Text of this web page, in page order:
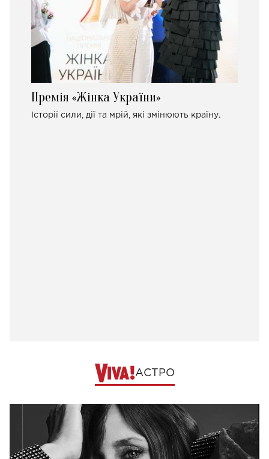
Премія «Жінка України»
Історії сили, дії та мрій, які змінюють країну.
АСТРО